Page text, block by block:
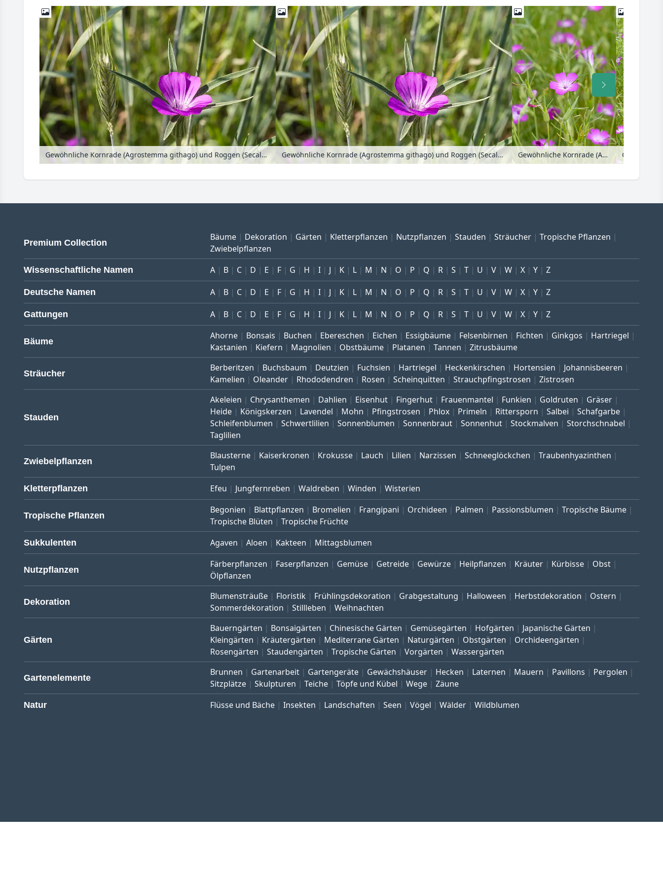
Gewöhnliche Kornrade (Agrostemma githago) und Roggen (Secale cereale) Gewöhnliche Kornrade (Agrostemma githago) und Roggen (Secale cereale) Gewöhnliche Kornrade (Agrostemma githago)
Premium Collection
Bäume Dekoration Gärten Kletterpflanzen Nutzpflanzen Stauden Sträucher
Tropische Pflanzen
Zwiebelpflanzen
Wissenschaftliche Namen A B C D E F G H I J K L M N O P Q R S T U V W X Y Z
Deutsche Namen A B C D E F G H I J K L M N O P Q R S T U V W X Y Z
Gattungen A B C D E F G H I J K L M N O P Q R S T U V W X Y Z
Bäume
Ahorne Bonsais Buchen Ebereschen Eichen Essigbäume Felsenbirnen Fichten Ginkgos
Hartriegel
Kastanien
Kiefern Magnolien Obstbäume Platanen Tannen Zitrusbäume
Sträucher
Berberitzen Buchsbaum Deutzien Fuchsien Hartriegel Heckenkirschen Hortensien
Johannisbeeren
Kamelien
Oleander Rhododendren Rosen Scheinquitten Strauchpfingstrosen Zistrosen
Stauden
Akeleien Chrysanthemen Dahlien Eisenhut Fingerhut Frauenmantel Funkien Goldruten
Gräser
Heide
Königskerzen Lavendel Mohn Pfingstrosen Phlox Primeln Rittersporn Salbei
Schafgarbe
Schleifenblumen
Schwertlilien Sonnenblumen Sonnenbraut Sonnenhut Stockmalven
Storchschnabel
Taglilien
Zwiebelpflanzen
Blausterne Kaiserkronen Krokusse Lauch Lilien Narzissen Schneeglöckchen
Traubenhyazinthen
Tulpen
Kletterpflanzen Efeu Jungfernreben Waldreben Winden Wisterien
Tropische Pflanzen
Begonien Blattpflanzen Bromelien Frangipani Orchideen Palmen Passionsblumen
Tropische Bäume
Tropische Blüten
Tropische Früchte
Sukkulenten Agaven Aloen Kakteen Mittagsblumen
Nutzpflanzen
Färberpflanzen Faserpflanzen Gemüse Getreide Gewürze Heilpflanzen Kräuter Kürbisse
Obst
Ölpflanzen
Dekoration
Blumensträuße Floristik Frühlingsdekoration Grabgestaltung Halloween Herbstdekoration
Ostern
Sommerdekoration
Stillleben Weihnachten
Gärten
Bauerngärten Bonsaigärten Chinesische Gärten Gemüsegärten Hofgärten
Japanische Gärten
Kleingärten
Kräutergärten Mediterrane Gärten Naturgärten Obstgärten
Orchideengärten
Rosengärten
Staudengärten Tropische Gärten Vorgärten Wassergärten
Gartenelemente
Brunnen Gartenarbeit Gartengeräte Gewächshäuser Hecken Laternen Mauern Pavillons
Pergolen
Sitzplätze
Skulpturen Teiche Töpfe und Kübel Wege Zäune
Natur Flüsse und Bäche Insekten Landschaften Seen Vögel Wälder Wildblumen